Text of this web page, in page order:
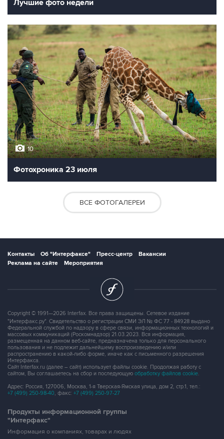
Лучшие фото недели
10
Фотохроника 23 июля
ВСЕ ФОТОГАЛЕРЕИ
Контакты Об "Интерфаксе" Пресс-центр
Вакансии
Реклама на сайте
Мероприятия
Copyright © 1991—2026 Interfax. Все права защищены. Сетевое издание
"Интерфакс.ру". Свидетельство о регистрации СМИ ЭЛ № ФС 77 - 84928 выдано
Федеральной службой по надзору в сфере связи, информационных технологий и
массовых коммуникаций (Роскомнадзор) 21.03.2023. Вся информация,
размещенная на данном веб-сайте, предназначена только для персонального
пользования и не подлежит дальнейшему воспроизведению и/или
распространению в какой-либо форме, иначе как с письменного разрешения
Интерфакса.
Сайт Interfax.ru (далее – сайт) использует файлы cookie. Продолжая работу с
сайтом, Вы соглашаетесь на сбор и последующую обработку файлов cookie.
Адрес: Россия, 127006, Москва, 1-я Тверская-Ямская улица, дом 2, стр.1, тел.:
+7 (499) 250-98-40, факс: +7 (499) 250-97-27
Продукты информационной группы
"Интерфакс"
Информация о компаниях, товарах и людях